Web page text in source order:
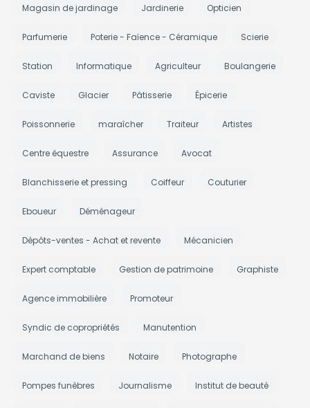
Magasin de jardinage Jardinerie Opticien
Parfumerie Poterie - Faïence - Céramique Scierie
Station Informatique Agriculteur Boulangerie
Caviste Glacier Pâtisserie Épicerie
Poissonnerie maraîcher Traiteur Artistes
Centre équestre Assurance Avocat
Blanchisserie et pressing Coiffeur Couturier
Eboueur Déménageur
Dépôts-ventes - Achat et revente Mécanicien
Expert comptable Gestion de patrimoine Graphiste
Agence immobilière Promoteur
Syndic de copropriétés Manutention
Marchand de biens Notaire Photographe
Pompes funèbres Journalisme Institut de beauté